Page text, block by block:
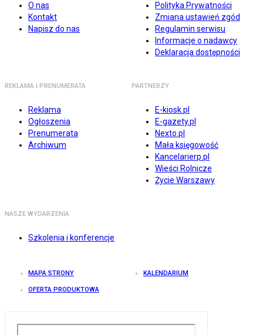
O nas
Kontakt
Napisz do nas
Polityka Prywatności
Zmiana ustawień zgód
Regulamin serwisu
Informacje o nadawcy
Deklaracja dostępności
REKLAMA I PRENUMERATA
Reklama
Ogłoszenia
Prenumerata
Archiwum
PARTNERZY
E-kiosk.pl
E-gazety.pl
Nexto.pl
Mała księgowość
Kancelarierp.pl
Wieści Rolnicze
Życie Warszawy
NASZE WYDARZENIA
Szkolenia i konferencje
MAPA STRONY KALENDARIUM
OFERTA PRODUKTOWA